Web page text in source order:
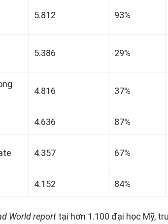
5.812 93%
5.386 29%
4.816 37%
4.636 87%
4.357 67%
4.152 84%
World report tại hơn 1.100 đại học Mỹ,